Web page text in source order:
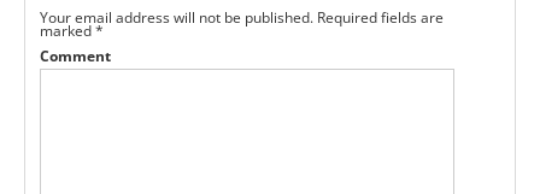
Your email address will not be published. Required fields are
marked*
Comment